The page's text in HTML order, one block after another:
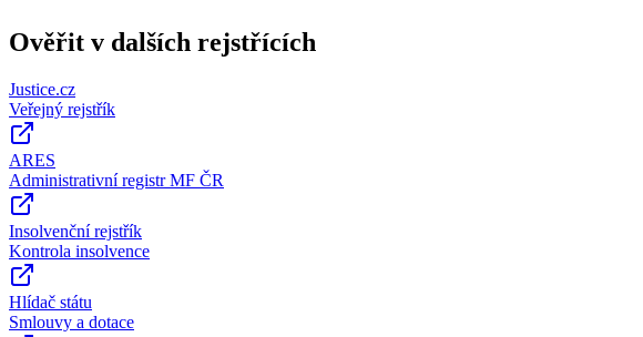
Ověřit v dalších rejstřících
Justice.cz
Veřejný rejstřík
ARES
Administrativní registr MF ČR
Insolvenční rejstřík
Kontrola insolvence
Hlídač státu
Smlouvy a dotace